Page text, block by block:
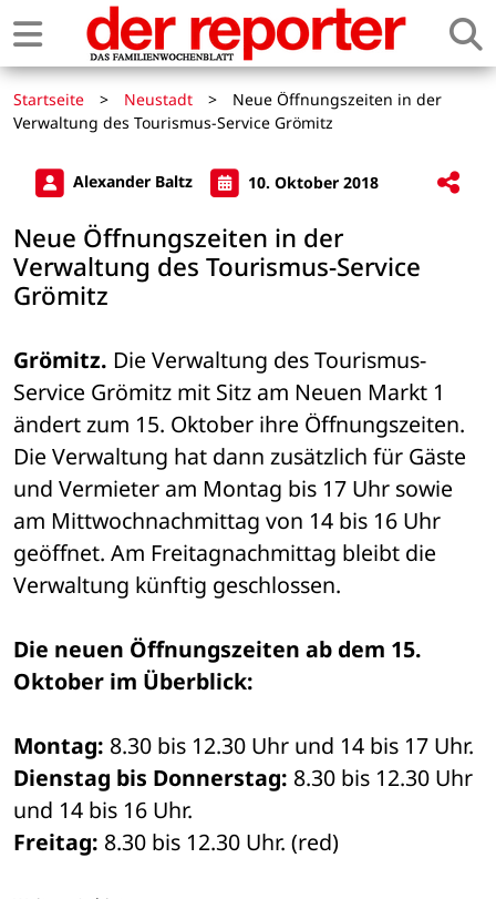
Startseite > Neustadt >
Neue Öffnungszeiten in der
Verwaltung des Tourismus-Service Grömitz
Alexander Baltz 10. Oktober 2018
Neue Öffnungszeiten in der
Verwaltung des Tourismus-Service
Grömitz
Grömitz. Die Verwaltung des Tourismus-
Service Grömitz mit Sitz am Neuen Markt 1
ändert zum 15. Oktober ihre Öffnungszeiten.
Die Verwaltung hat dann zusätzlich für Gäste
und Vermieter am Montag bis 17 Uhr sowie
am Mittwochnachmittag von 14 bis 16 Uhr
geöffnet. Am Freitagnachmittag bleibt die
Verwaltung künftig geschlossen.
Die neuen Öffnungszeiten ab dem 15.
Oktober im Überblick:
Montag: 8.30 bis 12.30 Uhr und 14 bis 17 Uhr.
Dienstag bis Donnerstag: 8.30 bis 12.30 Uhr
und 14 bis 16 Uhr.
Freitag: 8.30 bis 12.30 Uhr. (red)